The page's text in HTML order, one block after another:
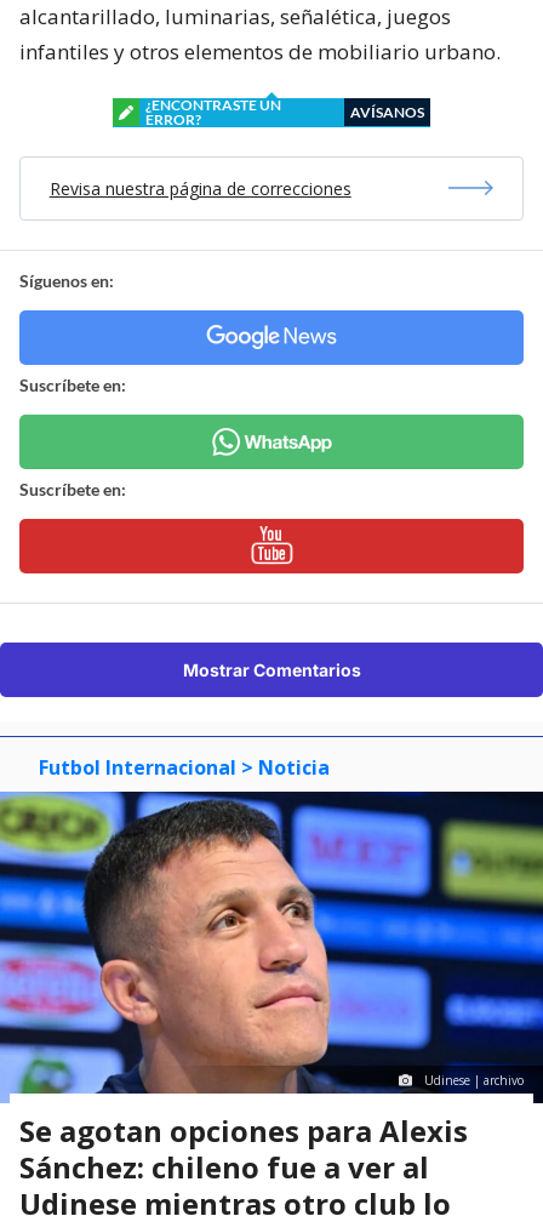
alcantarillado, luminarias, señalética, juegos
infantiles y otros elementos de mobiliario urbano.
¿ENCONTRASTE UN
ERROR?
AVÍSANOS
Revisa nuestra página de correcciones
Síguenos en:
Suscríbete en:
Suscríbete en:
Mostrar Comentarios
Futbol Internacional > Noticia
Udinese | archivo
Se agotan opciones para Alexis
Sánchez: chileno fue a ver al
Udinese mientras otro club lo